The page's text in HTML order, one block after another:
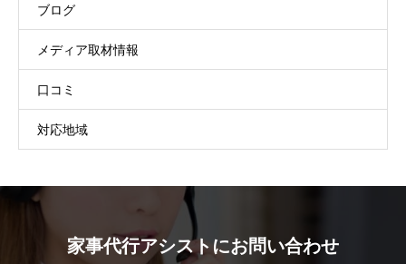
ブログ
メディア取材情報
口コミ
対応地域
家事代行アシストにお問い合わせ